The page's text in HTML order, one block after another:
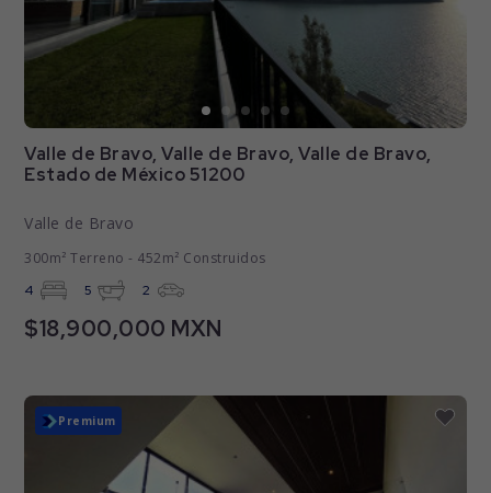
Valle de Bravo, Valle de Bravo, Valle de Bravo,
Estado de México 51200
Valle de Bravo
300m² Terreno - 452m² Construidos
4 5 2
$18,900,000 MXN
Nuevo
Premium